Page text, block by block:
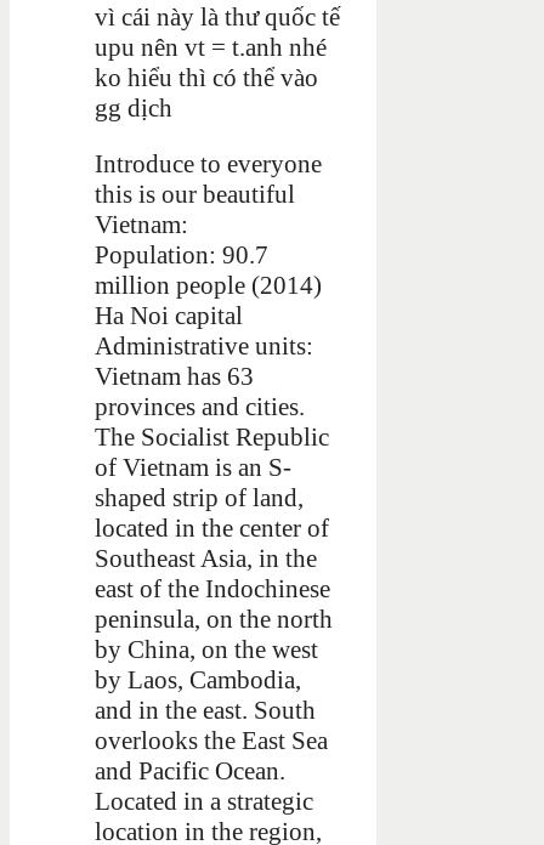
vì cái này là thư quốc tế
upu nên vt = t.anh nhé
ko hiểu thì có thể vào
gg dịch
Introduce to everyone
this is our beautiful
Vietnam:
Population: 90.7
million people (2014)
Ha Noi capital
Administrative units:
Vietnam has 63
provinces and cities.
The Socialist Republic
of Vietnam is an S-
shaped strip of land,
located in the center of
Southeast Asia, in the
east of the Indochinese
peninsula, on the north
by China, on the west
by Laos, Cambodia,
and in the east. South
overlooks the East Sea
and Pacific Ocean.
Located in a strategic
location in the region,